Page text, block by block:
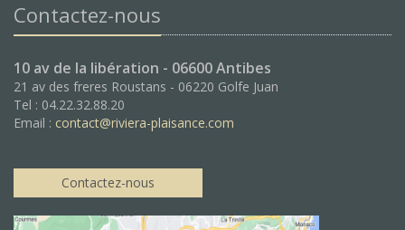
Contactez-nous
10 av de la libération - 06600 Antibes
21 av des freres Roustans - 06220 Golfe Juan
Tel : 04.22.32.88.20
Email : contact@riviera-plaisance.com
Contactez-nous